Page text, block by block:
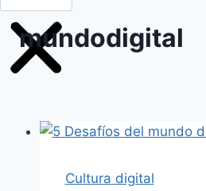
mundodigital
Cultura digital